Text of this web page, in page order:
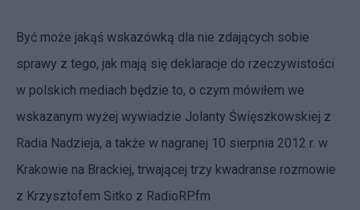
Być może jakąś wskazówką dla nie zdających sobie
sprawy z tego, jak mają się deklaracje do rzeczywistości
w polskich mediach będzie to, o czym mówiłem we
wskazanym wyżej wywiadzie Jolanty Święszkowskiej z
Radia Nadzieja, a także w nagranej 10 sierpnia 2012 r. w
Krakowie na Brackiej, trwającej trzy kwadranse rozmowie
z Krzysztofem Sitko z RadioRP.fm